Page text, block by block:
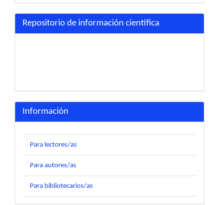
Repositorio de información científica
Información
Para lectores/as
Para autores/as
Para bibliotecarios/as